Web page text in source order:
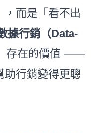
，而是「看不出
據行銷（Data-
存在的價值 ——
助行銷變得更聰